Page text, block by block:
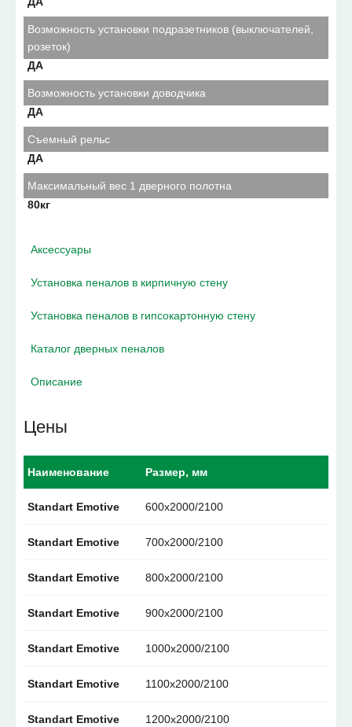
Возможность установки подразетников (выключателей,
розеток)
ДА
Возможность установки доводчика
ДА
Съемный рельс
ДА
Максимальный вес 1 дверного полотна
80кг
Аксессуары
Установка пеналов в кирпичную стену
Установка пеналов в гипсокартонную стену
Каталог дверных пеналов
Описание
Цены
Наименование Размер, мм
Standart Emotive 600х2000/2100
Standart Emotive 700х2000/2100
Standart Emotive 800х2000/2100
Standart Emotive 900х2000/2100
Standart Emotive 1000х2000/2100
Standart Emotive 1100х2000/2100
Standart Emotive 1200х2000/2100